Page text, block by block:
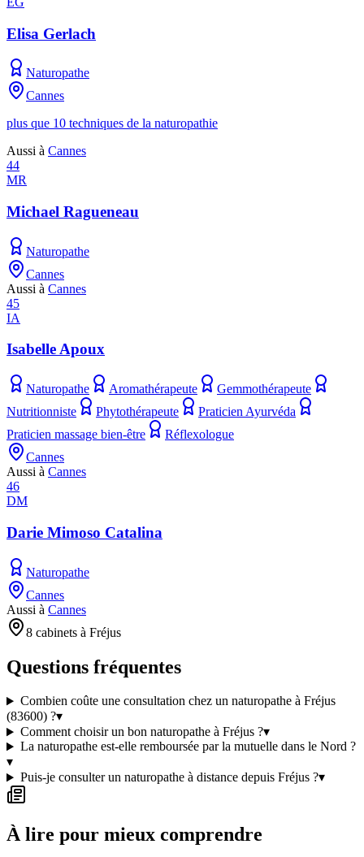
Elisa Gerlach
Naturopathe
Cannes
plus que 10 techniques de la naturopathie
Aussi à Cannes
44
MR
Michael Ragueneau
Naturopathe
Cannes
Aussi à Cannes
45
IA
Isabelle Apoux
Naturopathe Aromathérapeute
Gemmothérapeute
Nutritionniste
Phytothérapeute
Praticien Ayurvéda
Praticien massage bien-être
Réflexologue
Cannes
Aussi à Cannes
46
DM
Darie Mimoso Catalina
Naturopathe
Cannes
Aussi à Cannes
8 cabinets à Fréjus
Questions fréquentes
Combien coûte une consultation chez un naturopathe à Fréjus
(83600) ?▾
Comment choisir un bon naturopathe à Fréjus ?▾
La naturopathe est-elle remboursée par la mutuelle dans le Nord ?
▾
Puis-je consulter un naturopathe à distance depuis Fréjus ?▾
À lire pour mieux comprendre